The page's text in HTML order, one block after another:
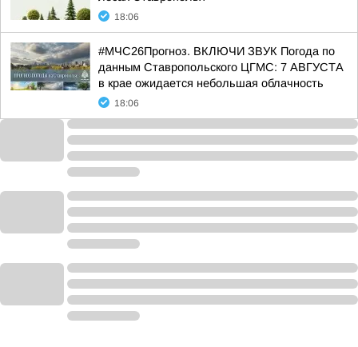
18:06
#МЧС26Прогноз. ВКЛЮЧИ ЗВУК Погода по
данным Ставропольского ЦГМС: 7 АВГУСТА
в крае ожидается небольшая облачность
18:06